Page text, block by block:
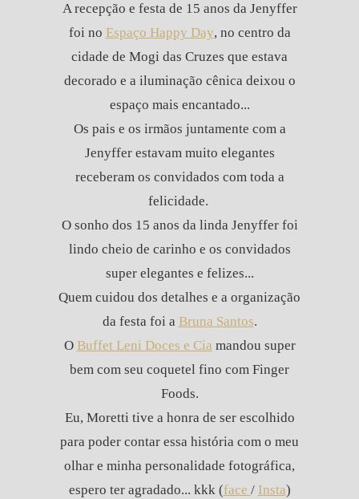
A recepção e festa de 15 anos da Jenyffer
foi no Espaço Happy Day, no centro da
cidade de Mogi das Cruzes que estava
decorado e a iluminação cênica deixou o
espaço mais encantado...
Os pais e os irmãos juntamente com a
Jenyffer estavam muito elegantes
receberam os convidados com toda a
felicidade.
O sonho dos 15 anos da linda Jenyffer foi
lindo cheio de carinho e os convidados
super elegantes e felizes...
Quem cuidou dos detalhes e a organização
da festa foi a Bruna Santos.
O Buffet Leni Doces e Cia mandou super
bem com seu coquetel fino com Finger
Foods.
Eu, Moretti tive a honra de ser escolhido
para poder contar essa história com o meu
olhar e minha personalidade fotográfica,
espero ter agradado... kkk (face / Insta)